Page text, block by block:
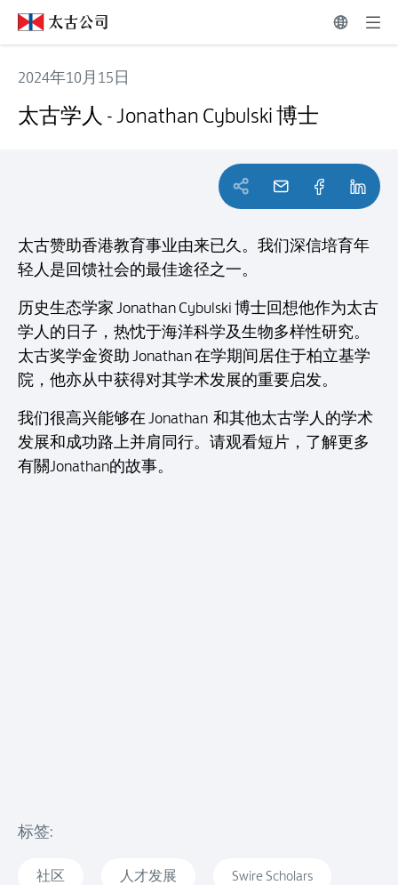
2024年10月15日
太古学人 - Jonathan Cybulski 博士
太古赞助香港教育事业由来已久。我们深信培育年
轻人是回馈社会的最佳途径之一。
历史生态学家 Jonathan Cybulski 博士回想他作为太古
学人的日子，热忱于海洋科学及生物多样性研究。
太古奖学金资助 Jonathan 在学期间居住于柏立基学
院，他亦从中获得对其学术发展的重要启发。
我们很高兴能够在 Jonathan 和其他太古学人的学术
发展和成功路上并肩同行。请观看短片，了解更多
有關Jonathan的故事。
标签:
社区 人才发展 Swire Scholars